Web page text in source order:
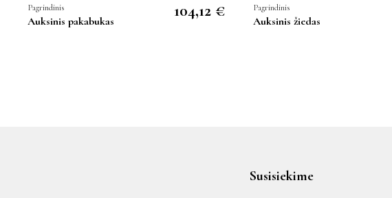
Pagrindinis
Auksinis pakabukas
104,12 € Pagrindinis
Auksinis žiedas
Susisiekime